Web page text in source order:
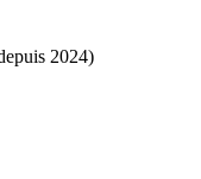
2024)